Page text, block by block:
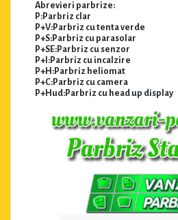
Abrevieri parbrize:
P:Parbriz clar
P+V:Parbriz cu tenta verde
P+S:Parbriz cu parasolar
P+SE:Parbriz cu senzor
P+I:Parbriz cu incalzire
P+H:Parbriz heliomat
P+C:Parbriz cu camera
P+Hud:Parbriz cu head up display